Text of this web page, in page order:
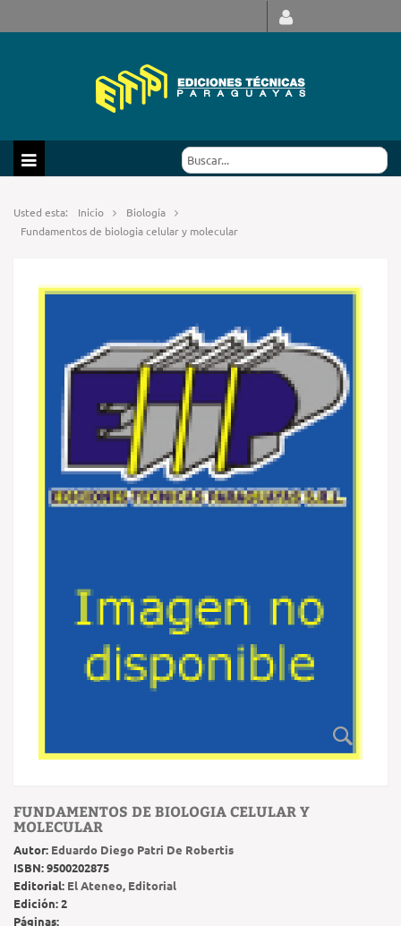
Usted esta: Inicio
Biología
Fundamentos de biologia celular y molecular
FUNDAMENTOS DE BIOLOGIA CELULAR Y
MOLECULAR
Autor: Eduardo Diego Patri De Robertis
ISBN:9500202875
Editorial: El Ateneo, Editorial
Edición:2
Páginas: